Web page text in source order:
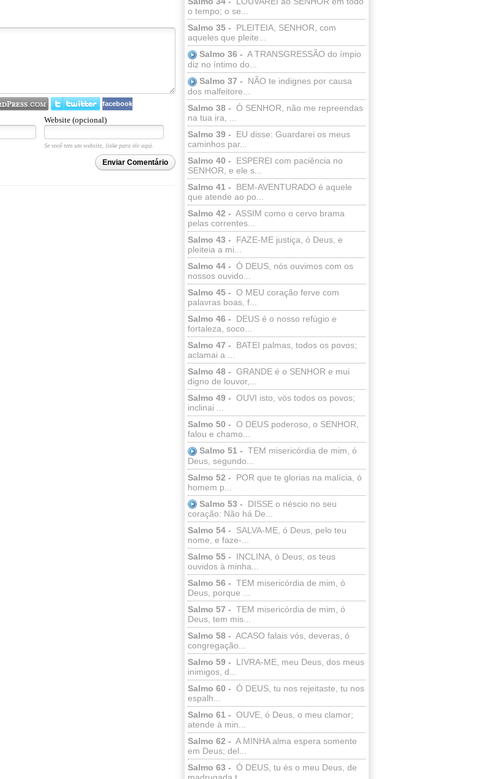
o tempo; o se...
Salmo 35 -
PLEITEIA, SENHOR, com
aqueles que pleite...
Salmo 36 - A TRANSGRESSÃO do ímpio
diz no íntimo do...
Salmo 37 -
NÃO te indignes por causa
dos malfeitore...
Salmo 38 - Ó SENHOR, não me repreendas
na tua ira, ...
Salmo 39 -
EU disse: Guardarei os meus
caminhos par...
Salmo 40 -
ESPEREI com paciência no
SENHOR, e ele s...
Salmo 41 -
BEM-AVENTURADO é aquele
que atende ao po...
Salmo 42 - ASSIM como o cervo brama
pelas correntes...
Salmo 43 -
FAZE-ME justiça, ó Deus, e
pleiteia a mi...
Salmo 44 - Ó DEUS, nós ouvimos com os
nossos ouvido...
Salmo 45 - O MEU coração ferve com
palavras boas, f...
Salmo 46 -
DEUS é o nosso refúgio e
fortaleza, soco...
Salmo 47 -
BATEI palmas, todos os povos;
aclamai a ...
Salmo 48 - GRANDE é o SENHOR e mui
digno de louvor,...
Salmo 49 - OUVI isto, vós todos os povos;
inclinai ...
Salmo 50 - O DEUS poderoso, o SENHOR,
falou e chamo...
Salmo 51 - TEM misericórdia de mim, ó
Deus, segundo...
Salmo 52 -
POR que te glorias na malícia, ó
homem p...
Salmo 53 -
DISSE o néscio no seu
coração: Não há De...
Salmo 54 -
SALVA-ME, ó Deus, pelo teu
nome, e faze-...
Salmo 55 -
INCLINA, ó Deus, os teus
ouvidos à minha...
Salmo 56 - TEM misericórdia de mim, ó
Deus, porque ...
Salmo 57 - TEM misericórdia de mim, ó
Deus, tem mis...
Salmo 58 - ACASO falais vós, deveras, ó
congregação...
Salmo 59 -
LIVRA-ME, meu Deus, dos meus
inimigos, d...
Salmo 60 - Ó DEUS, tu nos rejeitaste, tu nos
espalh...
Salmo 61 - OUVE, ó Deus, o meu clamor;
atende à min...
Salmo 62 - A MINHA alma espera somente
em Deus; del...
Salmo 63 - Ó DEUS, tu és o meu Deus, de
facebook
Website (opcional)
Se você tem um website, linke para ele aqui.
Enviar Comentário